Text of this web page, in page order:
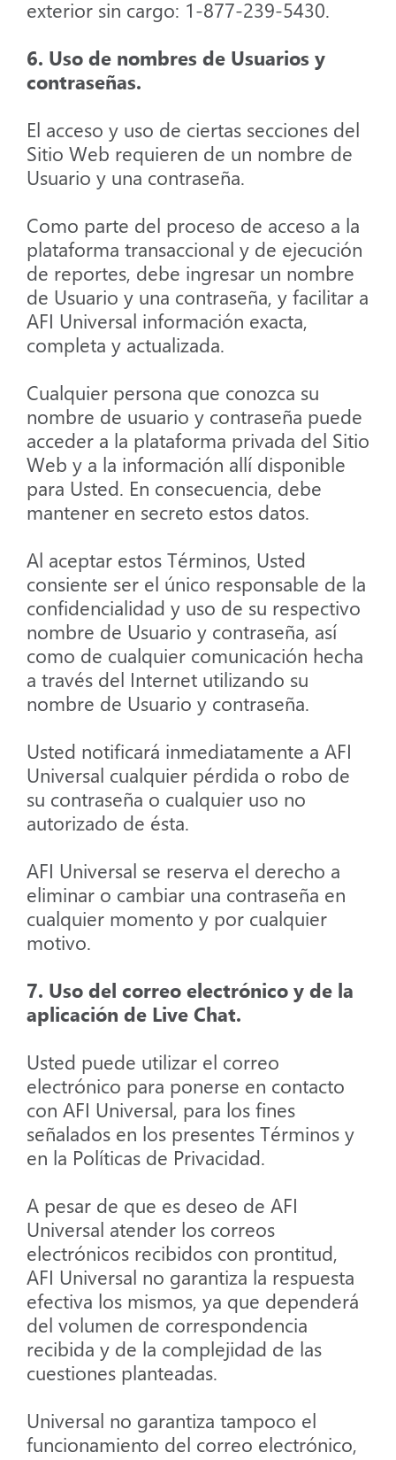
exterior sin cargo: 1-877-239-5430.
6. Uso de nombres de Usuarios y
contraseñas.
El acceso y uso de ciertas secciones del
Sitio Web requieren de un nombre de
Usuario y una contraseña.
Como parte del proceso de acceso a la
plataforma transaccional y de ejecución
de reportes, debe ingresar un nombre
de Usuario y una contraseña, y facilitar a
AFI Universal información exacta,
completa y actualizada.
Cualquier persona que conozca su
nombre de usuario y contraseña puede
acceder a la plataforma privada del Sitio
Web y a la información allí disponible
para Usted. En consecuencia, debe
mantener en secreto estos datos.
Al aceptar estos Términos, Usted
consiente ser el único responsable de la
confidencialidad y uso de su respectivo
nombre de Usuario y contraseña, así
como de cualquier comunicación hecha
a través del Internet utilizando su
nombre de Usuario y contraseña.
Usted notificará inmediatamente a AFI
Universal cualquier pérdida o robo de
su contraseña o cualquier uso no
autorizado de ésta.
AFI Universal se reserva el derecho a
eliminar o cambiar una contraseña en
cualquier momento y por cualquier
motivo.
7. Uso del correo electrónico y de la
aplicación de Live Chat.
Usted puede utilizar el correo
electrónico para ponerse en contacto
con AFI Universal, para los fines
señalados en los presentes Términos y
en la Políticas de Privacidad.
A pesar de que es deseo de AFI
Universal atender los correos
electrónicos recibidos con prontitud,
AFI Universal no garantiza la respuesta
efectiva los mismos, ya que dependerá
del volumen de correspondencia
recibida y de la complejidad de las
cuestiones planteadas.
Universal no garantiza tampoco el
funcionamiento del correo electrónico,